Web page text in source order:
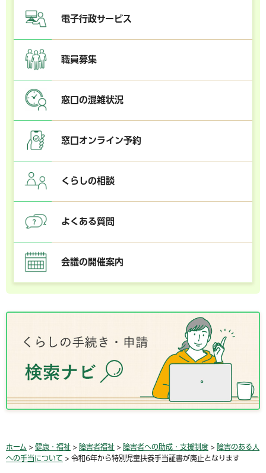
電子行政サービス
職員募集
窓口の混雑状況
窓口オンライン予約
くらしの相談
よくある質問
会議の開催案内
ホーム > 健康・福祉 > 障害者福祉 > 障害者への助成・支援制度 > 障害のある人
への手当について > 令和6年から特別児童扶養手当証書が廃止となります